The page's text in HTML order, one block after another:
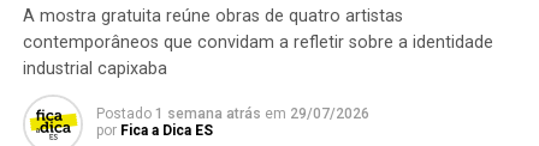
A mostra gratuita reúne obras de quatro artistas
contemporâneos que convidam a refletir sobre a identidade
industrial capixaba
Postado 1 semana atrás em 29/07/2026
por Fica a Dica ES